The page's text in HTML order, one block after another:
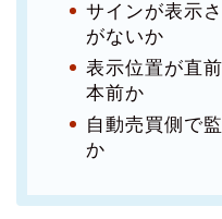
サインが表示
がないか
表示位置が直
本前か
自動売買側で
か